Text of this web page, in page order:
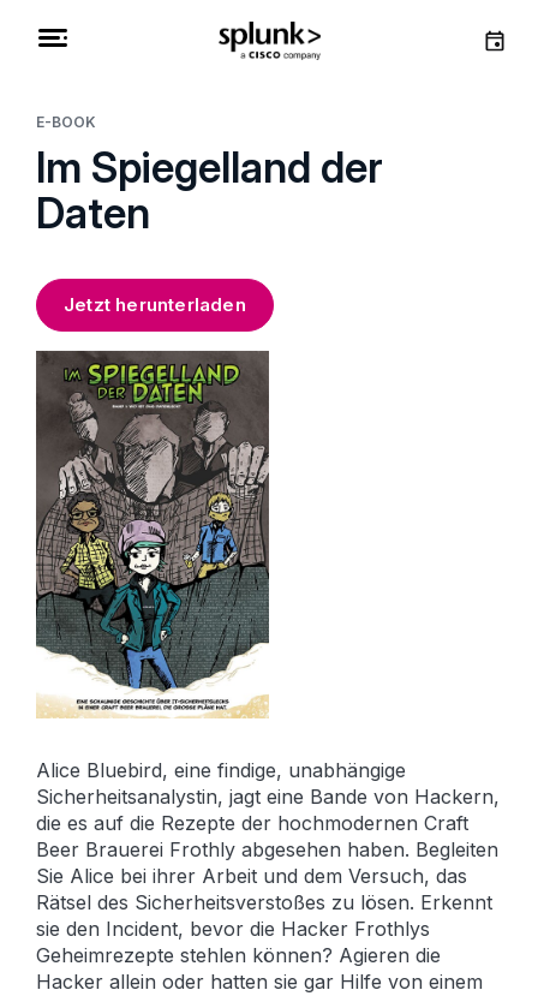
E-BOOK
Im Spiegelland der
Daten
Jetzt herunterladen
Alice Bluebird, eine findige, unabhängige
Sicherheitsanalystin, jagt eine Bande von Hackern,
die es auf die Rezepte der hochmodernen Craft
Beer Brauerei Frothly abgesehen haben. Begleiten
Sie Alice bei ihrer Arbeit und dem Versuch, das
Rätsel des Sicherheitsverstoßes zu lösen. Erkennt
sie den Incident, bevor die Hacker Frothlys
Geheimrezepte stehlen können? Agieren die
Hacker allein oder hatten sie gar Hilfe von einem